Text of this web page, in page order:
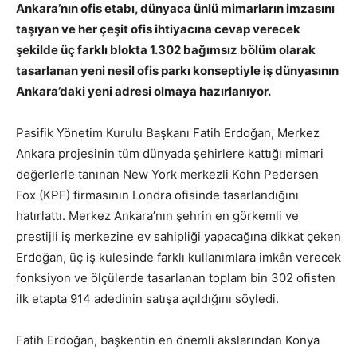
Ankara’nın ofis etabı, dünyaca ünlü mimarların imzasını
taşıyan ve her çeşit ofis ihtiyacına cevap verecek
şekilde üç farklı blokta 1.302 bağımsız bölüm olarak
tasarlanan yeni nesil ofis parkı konseptiyle iş dünyasının
Ankara’daki yeni adresi olmaya hazırlanıyor.
Pasifik Yönetim Kurulu Başkanı Fatih Erdoğan, Merkez
Ankara projesinin tüm dünyada şehirlere kattığı mimari
değerlerle tanınan New York merkezli Kohn Pedersen
Fox (KPF) firmasının Londra ofisinde tasarlandığını
hatırlattı. Merkez Ankara’nın şehrin en görkemli ve
prestijli iş merkezine ev sahipliği yapacağına dikkat çeken
Erdoğan, üç iş kulesinde farklı kullanımlara imkân verecek
fonksiyon ve ölçülerde tasarlanan toplam bin 302 ofisten
ilk etapta 914 adedinin satışa açıldığını söyledi.
Fatih Erdoğan, başkentin en önemli akslarından Konya